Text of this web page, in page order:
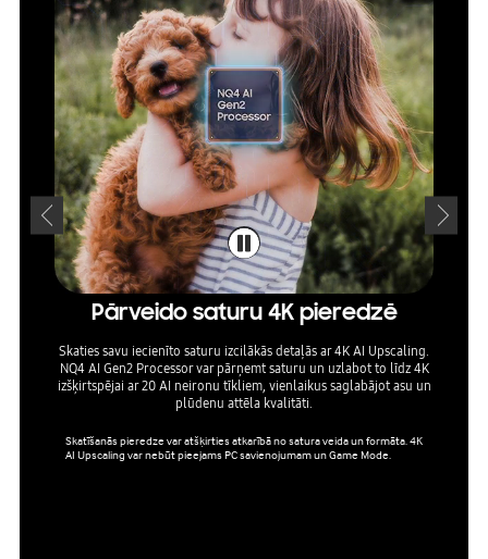
Pārveido saturu 4K pieredzē
Skaties savu iecienīto saturu izcilākās detaļās ar 4K AI Upscaling.
NQ4 AI Gen2 Processor var pārņemt saturu un uzlabot to līdz 4K
izšķirtspējai ar 20 AI neironu tīkliem, vienlaikus saglabājot asu un
plūdenu attēla kvalitāti.
Skatīšanās pieredze var atšķirties atkarībā no satura veida un formāta. 4K
AI Upscaling var nebūt pieejams PC savienojumam un Game Mode.